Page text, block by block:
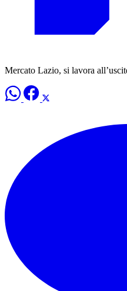
Mercato Lazio, si lavora